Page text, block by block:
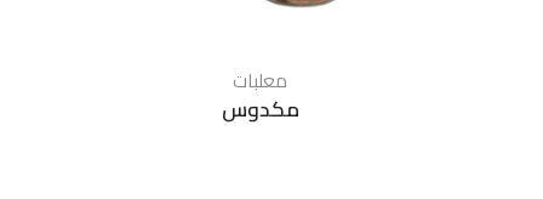
معلبات
مكدوس